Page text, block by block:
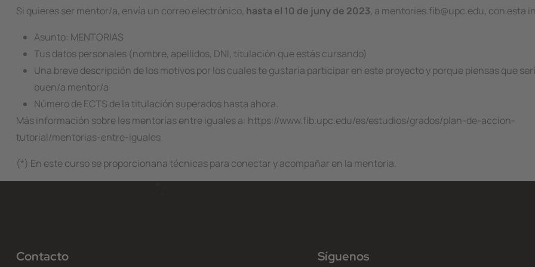
Si quieres ser mentor/a, envía un correo electrónico, hasta el 10 de juny de 2023, a mentories.fib@upc.edu, con esta
Asunto: MENTORIAS
Tus datos personales (nombre, apellidos, DNI, titulación que estás cursando)
Una breve descripción de los motivos por los cuales te gustaría participar en este proyecto y porque piensas que
buen/a mentor/a
Número de ECTS de la titulación superados hasta ahora.
Más información sobre les mentorías entre iguales a: https://www.fib.upc.edu/es/estudios/grados/plan-de-accion-
tutorial/mentorias-entre-iguales
(*) En este curso se proporcionana técnicas para conectar y acompañar en la mentoria.
Contacto Síguenos